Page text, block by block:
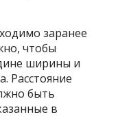
заранее
чтобы
ширины и
Расстояние
быть
в